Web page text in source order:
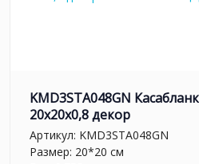
KMD3STA048GN
20x20x0,8 декор
Артикул: KMD3STA048GN
Размер: 20*20 см